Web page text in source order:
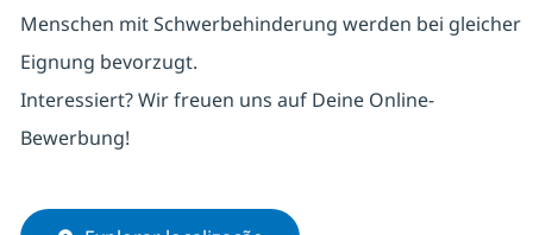
Menschen mit Schwerbehinderung werden bei gleicher
Eignung bevorzugt.
Interessiert? Wir freuen uns auf Deine Online-
Bewerbung!